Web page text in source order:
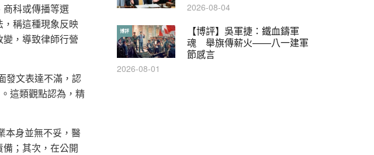
科或傳播等選
稱這種現象反映
，導致律師行營
發文表達不滿，認
這類觀點認為，精
本身並無不妥，醫
；其次，在公開
2026-08-04
【博評】吳軍捷：鐵血鑄軍
魂 舉旗傳薪火——八一建軍
節感言
博評
2026-08-01
2019-05-21
【輕百科】甚麼按摩院要領
牌？顧客涉及刑責嗎？
輕百科
2021-05-13